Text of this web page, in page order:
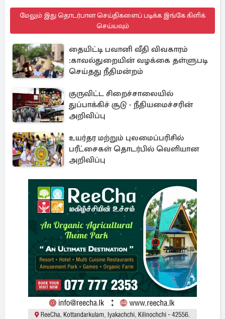
மேலும் இது தொடர்பான செய்திகளைப் படிக்க இங்கே கிளிக்
செய்யவும்
தையிட்டி பவானி வீதி விவகாரம்
:காவல்துறையின் வழக்கை தள்ளுபடி
செய்தது நீதிமன்றம்
குருவிட்ட சிறைச்சாலையில்
துப்பாக்கிச் சூடு - நீதியமைச்சரின்
அறிவிப்பு
உயர்தர மற்றும் புலமைப்பரிசில்
பரீட்சைகள் தொடர்பில் வெளியான
அறிவிப்பு